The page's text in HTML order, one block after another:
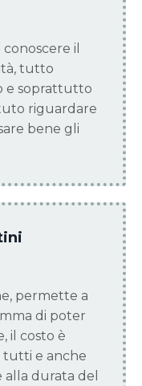
il
tutto
e soprattutto
riguardare
bene gli
permette a
di poter
il costo è
tutti e anche
alla durata del